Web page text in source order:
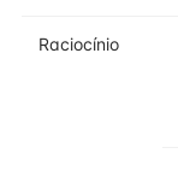
Raciocínio